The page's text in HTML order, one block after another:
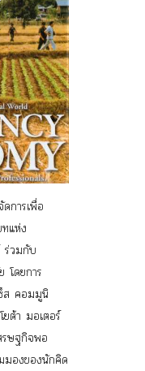
การเพื่อ
แห่ง
ร่วมกับ
โดยการ
ส คอมมูนิ
ต้า มอเตอร์
รษฐกิจพอ
มองของนักคิด